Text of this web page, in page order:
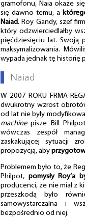
gramofonu, Naia okaże
się dawno temu, a
Naiad. Roy Gandy, szef
który odzwierciedlałby
pięćdziesięciu lat. Swoją
maksymalizowania.
wypada jednak tę historię
Naiad
W 2007 ROKU FRMA
dwukrotny wzrost
od lat nie były
machinepisze Bill
wówczas zespół
zaskakującej sytuacji
propozycją, aby
Problemem było to, że
Philpot, pomysły Roy’a
producenci, że nie miał z
przeszkodą było
samowystarczalna i
bezpośrednio od niej.